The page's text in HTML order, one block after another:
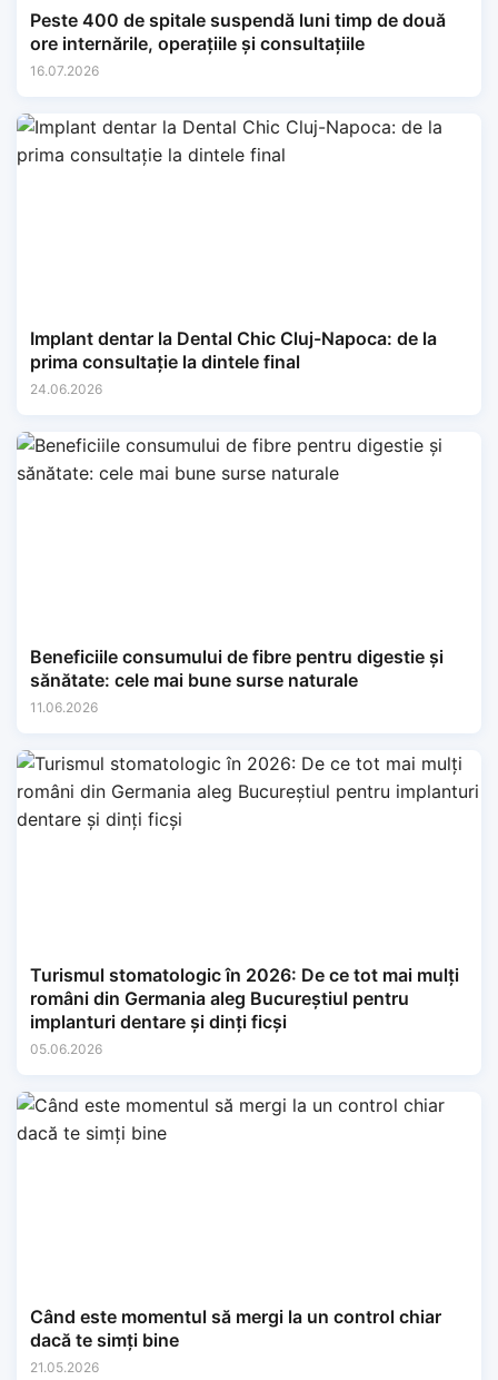
Peste 400 de spitale suspendă luni timp de două
ore internările, operațiile și consultațiile
16.07.2026
Implant dentar la Dental Chic Cluj-Napoca: de la
prima consultație la dintele final
24.06.2026
Beneficiile consumului de fibre pentru digestie și
sănătate: cele mai bune surse naturale
11.06.2026
Turismul stomatologic în 2026: De ce tot mai mulți
români din Germania aleg Bucureștiul pentru
implanturi dentare și dinți ficși
05.06.2026
Când este momentul să mergi la un control chiar
dacă te simți bine
21.05.2026